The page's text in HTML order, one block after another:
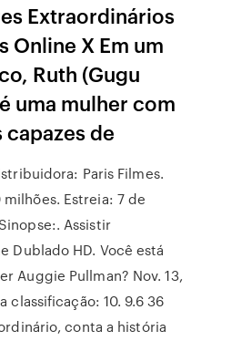
Extraordinários
Online X Em um
Ruth (Gugu
uma mulher com
de
Paris Filmes.
Estreia: 7 de
Assistir
Dublado HD. Você está
Auggie Pullman? Nov. 13,
classificação: 10. 9.6 36
conta a história